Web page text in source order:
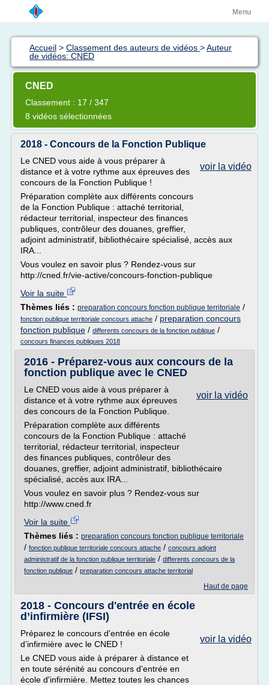
Menu
Accueil > Classement des auteurs de vidéos >Auteur
de vidéos: CNED
CNED
Classement : 17 / 347
8 vidéos sélectionnées
2018 - Concours de la Fonction Publique
voir la vidéo
Le CNED vous aide à vous préparer à
distance et à votre rythme aux épreuves des
concours de la Fonction Publique !
Préparation complète aux différents concours
de la Fonction Publique : attaché territorial,
rédacteur territorial, inspecteur des finances
publiques, contrôleur des douanes, greffier,
adjoint administratif, bibliothécaire spécialisé, accès aux
IRA...
Vous voulez en savoir plus ? Rendez-vous sur
http://cned.fr/vie-active/concours-fonction-publique
Voir la suite
Thèmes liés : preparation concours fonction publique territoriale /
fonction publique territoriale concours attache / preparation concours
fonction publique / differents concours de la fonction publique /
concours finances publiques 2018
2016 - Préparez-vous aux concours de la
fonction publique avec le CNED
voir la vidéo
Le CNED vous aide à vous préparer à
distance et à votre rythme aux épreuves
des concours de la Fonction Publique.
Préparation complète aux différents
concours de la Fonction Publique : attaché
territorial, rédacteur territorial, inspecteur
des finances publiques, contrôleur des
douanes, greffier, adjoint administratif, bibliothécaire
spécialisé, accès aux IRA...
Vous voulez en savoir plus ? Rendez-vous sur
http://www.cned.fr
Voir la suite
Thèmes liés : preparation concours fonction publique territoriale
/ fonction publique territoriale concours attache / concours adjoint
administratif de la fonction publique territoriale / differents concours de la
fonction publique / preparation concours attache territorial
Haut de page
2018 - Concours d'entrée en école
d’infirmière (IFSI)
voir la vidéo
Préparez le concours d'entrée en école
d’infirmière avec le CNED !
Le CNED vous aide à préparer à distance et
en toute sérénité au concours d'entrée en
école d'infirmière. Mettez toutes les chances